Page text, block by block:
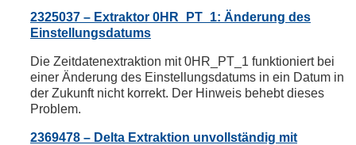
2325037 – Extraktor 0HR_PT_1: Änderung des
Einstellungsdatums
Die Zeitdatenextraktion mit 0HR_PT_1 funktioniert bei
einer Änderung des Einstellungsdatums in ein Datum in
der Zukunft nicht korrekt. Der Hinweis behebt dieses
Problem.
2369478 – Delta Extraktion unvollständig mit